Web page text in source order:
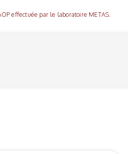
effectuée par le laboratoire METAS.